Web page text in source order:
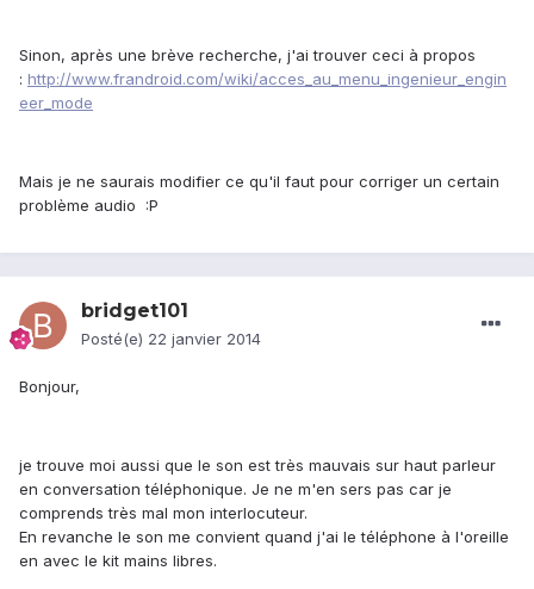
Sinon, après une brève recherche, j'ai trouver ceci à propos
: http://www.frandroid.com/wiki/acces_au_menu_ingenieur_engin
eer_mode
Mais je ne saurais modifier ce qu'il faut pour corriger un certain
problème audio :P
bridget101
Posté(e) 22 janvier 2014
Bonjour,
je trouve moi aussi que le son est très mauvais sur haut parleur
en conversation téléphonique. Je ne m'en sers pas car je
comprends très mal mon interlocuteur.
En revanche le son me convient quand j'ai le téléphone à l'oreille
en avec le kit mains libres.